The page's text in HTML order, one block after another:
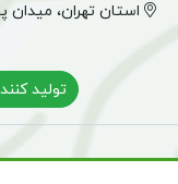
استان تهران، میدان
تولید